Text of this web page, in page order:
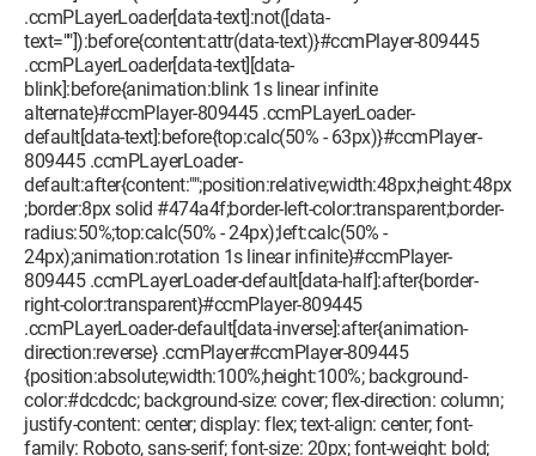
.ccmPLayerLoader[data-text]:not([data-
text=""]):before{content:attr(data-text)}#ccmPlayer-809445
.ccmPLayerLoader[data-text][data-
blink]:before{animation:blink 1s linear infinite
alternate}#ccmPlayer-809445 .ccmPLayerLoader-
default[data-text]:before{top:calc(50% - 63px)}#ccmPlayer-
809445 .ccmPLayerLoader-
default:after{content:"";position:relative;width:48px;height:48px
;border:8px solid #474a4f;border-left-color:transparent;border-
radius:50%;top:calc(50% - 24px);left:calc(50% -
24px);animation:rotation 1s linear infinite}#ccmPlayer-
809445 .ccmPLayerLoader-default[data-half]:after{border-
right-color:transparent}#ccmPlayer-809445
.ccmPLayerLoader-default[data-inverse]:after{animation-
direction:reverse} .ccmPlayer#ccmPlayer-809445
{position:absolute;width:100%;height:100%; background-
color:#dcdcdc; background-size: cover; flex-direction: column;
justify-content: center; display: flex; text-align: center; font-
family: Roboto, sans-serif; font-size: 20px; font-weight: bold;